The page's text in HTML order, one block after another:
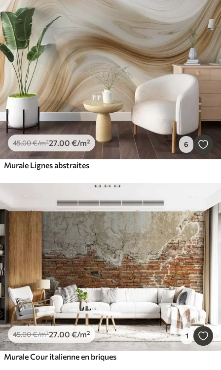
45.00€/m²27.00 €/m² 6
Murale Lignes abstraites
45.00€/m²27.00 €/m² 1
Murale Cour italienne en briques